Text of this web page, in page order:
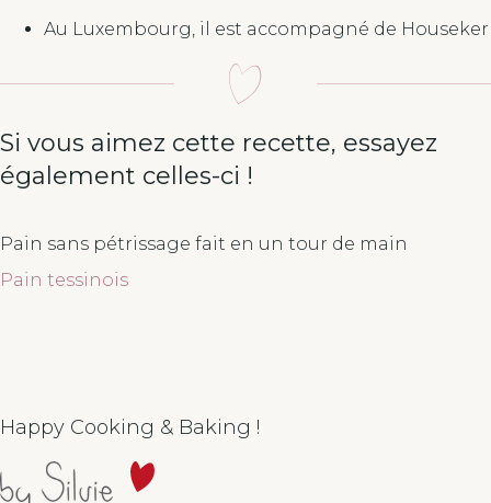
Au Luxembourg, il est accompagné de Houseker
Si vous aimez cette recette, essayez
également celles-ci !
Pain sans pétrissage fait en un tour de main
Pain tessinois
Happy Cooking & Baking !